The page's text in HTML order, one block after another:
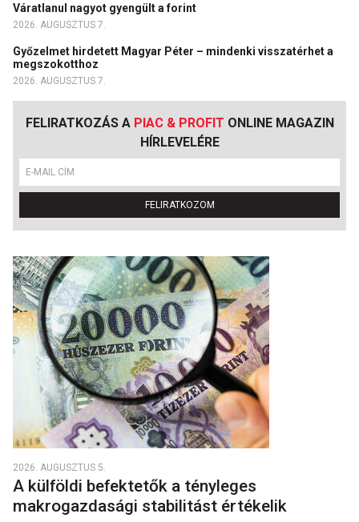
Váratlanul nagyot gyengült a forint
2026. AUGUSZTUS 7.
Győzelmet hirdetett Magyar Péter – mindenki visszatérhet a
megszokotthoz
2026. AUGUSZTUS 7.
FELIRATKOZÁS A PIAC & PROFIT ONLINE MAGAZIN
HÍRLEVELÉRE
FELIRATKOZOM
2026. AUGUSZTUS 5.
A külföldi befektetők a tényleges
makrogazdasági stabilitást értékelik